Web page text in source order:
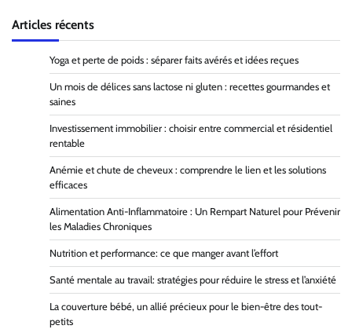
Articles récents
Yoga et perte de poids : séparer faits avérés et idées reçues
Un mois de délices sans lactose ni gluten : recettes gourmandes et
saines
Investissement immobilier : choisir entre commercial et résidentiel
rentable
Anémie et chute de cheveux : comprendre le lien et les solutions
efficaces
Alimentation Anti-Inflammatoire : Un Rempart Naturel pour Prévenir
les Maladies Chroniques
Nutrition et performance: ce que manger avant l’effort
Santé mentale au travail: stratégies pour réduire le stress et l’anxiété
La couverture bébé, un allié précieux pour le bien-être des tout-
petits